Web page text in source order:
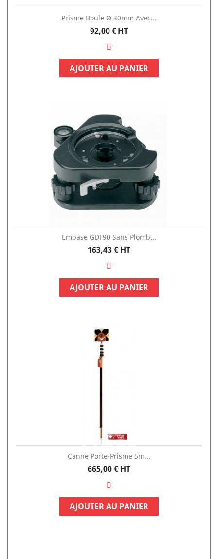
Prisme Boule Ø 30mm Avec...
Prix
92,00 €HT
AJOUTER AU PANIER
Embase GDF90 Sans Plomb...
Prix
163,43 € HT
AJOUTER AU PANIER
Canne Porte-Prisme 5m...
Prix
665,00 € HT
AJOUTER AU PANIER